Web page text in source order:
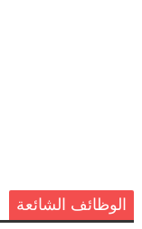
الوظائف الشائعة